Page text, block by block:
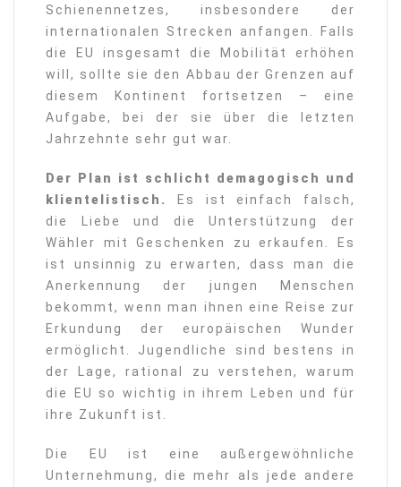
Schienennetzes, insbesondere der
internationalen Strecken anfangen. Falls
die EU insgesamt die Mobilität erhöhen
will, sollte sie den Abbau der Grenzen auf
diesem Kontinent fortsetzen – eine
Aufgabe, bei der sie über die letzten
Jahrzehnte sehr gut war.
Der Plan ist schlicht demagogisch und
klientelistisch.
Es ist einfach falsch,
die Liebe und die Unterstützung der
Wähler mit Geschenken zu erkaufen. Es
ist unsinnig zu erwarten, dass man die
Anerkennung der jungen Menschen
bekommt, wenn man ihnen eine Reise zur
Erkundung der europäischen Wunder
ermöglicht. Jugendliche sind bestens in
der Lage, rational zu verstehen, warum
die EU so wichtig in ihrem Leben und für
ihre Zukunft ist.
Die EU ist eine außergewöhnliche
Unternehmung, die mehr als jede andere